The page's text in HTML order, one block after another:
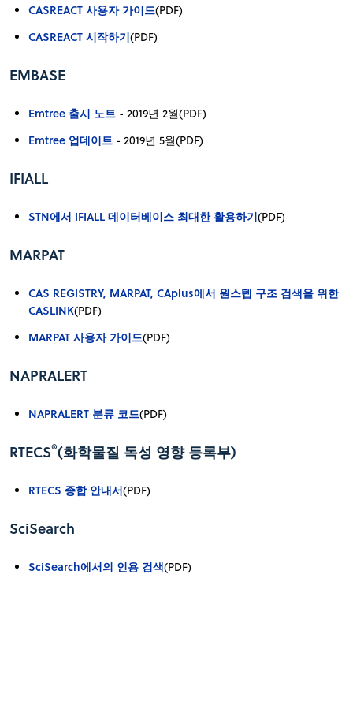
CASREACT 사용자 가이드(PDF)
CASREACT 시작하기(PDF)
EMBASE
Emtree 출시 노트 - 2019년 2월(PDF)
Emtree 업데이트 - 2019년 5월(PDF)
IFIALL
STN에서 IFIALL 데이터베이스 최대한 활용하기(PDF)
MARPAT
CAS REGISTRY, MARPAT, CAplus에서 원스텝 구조 검색을 위한
CASLINK(PDF)
MARPAT 사용자 가이드(PDF)
NAPRALERT
NAPRALERT 분류 코드(PDF)
RTECS®(화학물질 독성 영향 등록부)
RTECS 종합 안내서(PDF)
SciSearch
SciSearch에서의 인용 검색(PDF)